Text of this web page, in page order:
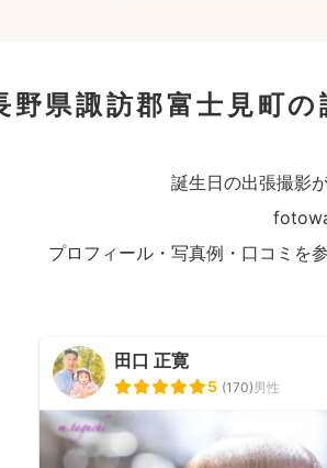
野県諏訪郡富士見町
誕生日の出張撮影
プロフィール・写真例・口コミを
田口 正寛
5 (170)男性